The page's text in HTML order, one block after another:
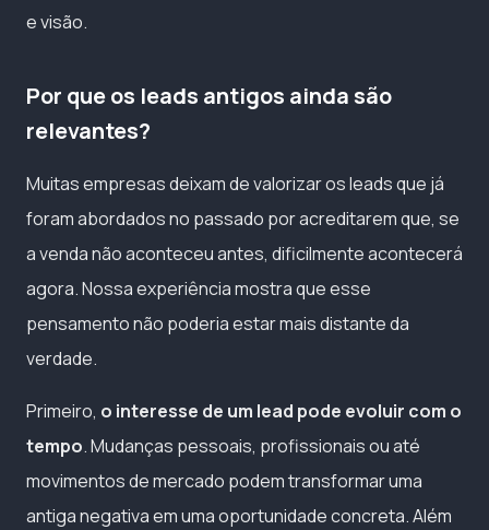
e visão.
Por que os leads antigos ainda são
relevantes?
Muitas empresas deixam de valorizar os leads que já
foram abordados no passado por acreditarem que, se
a venda não aconteceu antes, dificilmente acontecerá
agora. Nossa experiência mostra que esse
pensamento não poderia estar mais distante da
verdade.
Primeiro, o interesse de um lead pode evoluir com o
tempo. Mudanças pessoais, profissionais ou até
movimentos de mercado podem transformar uma
antiga negativa em uma oportunidade concreta. Além